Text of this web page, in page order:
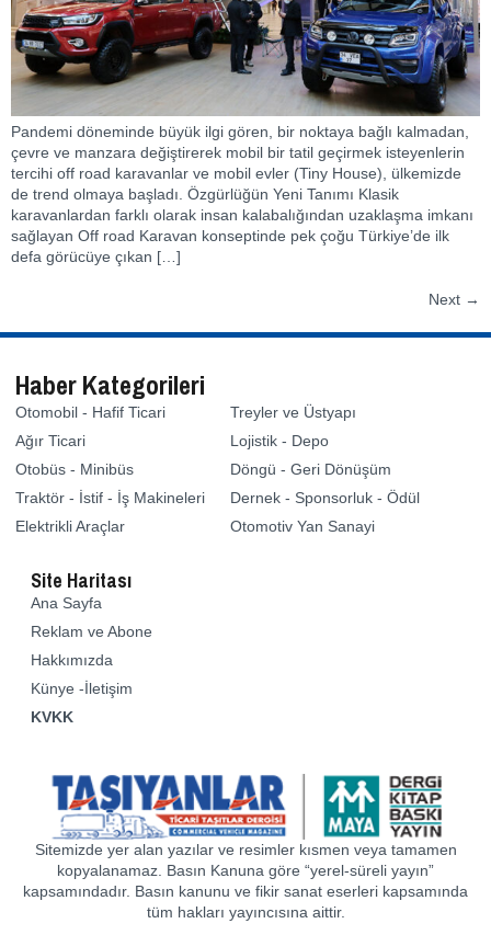
Pandemi döneminde büyük ilgi gören, bir noktaya bağlı kalmadan,
çevre ve manzara değiştirerek mobil bir tatil geçirmek isteyenlerin
tercihi off road karavanlar ve mobil evler (Tiny House), ülkemizde
de trend olmaya başladı. Özgürlüğün Yeni Tanımı Klasik
karavanlardan farklı olarak insan kalabalığından uzaklaşma imkanı
sağlayan Off road Karavan konseptinde pek çoğu Türkiye’de ilk
defa görücüye çıkan […]
Next →
Haber Kategorileri
Otomobil - Hafif Ticari
Ağır Ticari
Otobüs - Minibüs
Traktör - İstif - İş Makineleri
Elektrikli Araçlar
Treyler ve Üstyapı
Lojistik - Depo
Döngü - Geri Dönüşüm
Dernek - Sponsorluk - Ödül
Otomotiv Yan Sanayi
Site Haritası
Ana Sayfa
Reklam ve Abone
Hakkımızda
Künye -İletişim
KVKK
Sitemizde yer alan yazılar ve resimler kısmen veya tamamen
kopyalanamaz. Basın Kanuna göre “yerel-süreli yayın”
kapsamındadır. Basın kanunu ve fikir sanat eserleri kapsamında
tüm hakları yayıncısına aittir.